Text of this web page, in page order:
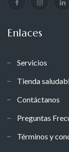
Enlaces
Servicios
Tienda
Contáctanos
Preguntas
Términos y